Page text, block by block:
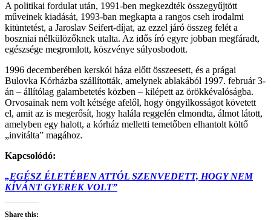
A politikai fordulat után, 1991-ben megkezdték összegyűjtött
műveinek kiadását, 1993-ban megkapta a rangos cseh irodalmi
kitüntetést, a Jaroslav Seifert-díjat, az ezzel járó összeg felét a
boszniai nélkülözőknek utalta. Az idős író egyre jobban megfáradt,
egészsége megromlott, köszvénye súlyosbodott.
1996 decemberében kerskói háza előtt összeesett, és a prágai
Bulovka Kórházba szállították, amelynek ablakából 1997. február 3-
án – állítólag galambetetés közben – kilépett az örökkévalóságba.
Orvosainak nem volt kétsége afelől, hogy öngyilkosságot követett
el, amit az is megerősít, hogy halála reggelén elmondta, álmot látott,
amelyben egy halott, a kórház melletti temetőben elhantolt költő
„invitálta” magához.
Kapcsolódó:
„EGÉSZ ÉLETÉBEN ATTÓL SZENVEDETT, HOGY NEM
KÍVÁNT GYEREK VOLT”
Share this: